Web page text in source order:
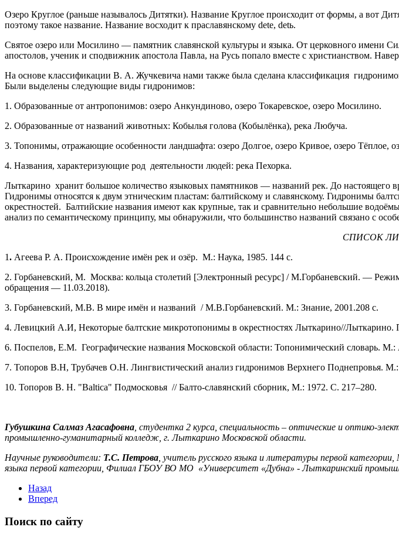
Озеро Круглое (раньше называлось Дитятки). Название Круглое происходит от формы, а вот
поэтому такое название. Название восходит к праславянскому dete, detь.
Святое озеро или Мосилино — памятник славянской культуры и языка. От церковного имени
апостолов, ученик и сподвижник апостола Павла, на Русь попало вместе с христианством.
На основе классификации В. А. Жучкевича нами также была сделана классификация
Были выделены следующие виды гидронимов:
1. Образованные от антропонимов: озеро Анкундиново, озеро Токаревское, озеро Мосилино.
2. Образованные от названий животных: Кобылья голова (Кобылёнка), река Любуча.
3. Топонимы, отражающие особенности ландшафта: озеро Долгое, озеро Кривое, озеро Тёплое,
4. Названия, характеризующие род деятельности людей: река Пехорка.
Лыткарино хранит большое количество языковых памятников — названий рек. До настоящего
Гидронимы относятся к двум этническим пластам: балтийскому и славянскому. Гидронимы
окрестностей. Балтийские названия имеют как крупные, так и сравнительно небольшие
анализ по семантическому принципу, мы обнаружили, что большинство названий связано с
СПИСОК
1. Агеева Р. А. Происхождение имён рек и озёр. М.: Наука, 1985. 144 с.
2. Горбаневский, М. Москва: кольца столетий [Электронный ресурс] / М.Горбаневский. —
обращения — 11.03.2018).
3. Горбаневский, М.В. В мире имён и названий / М.В.Горбаневский. М.: Знание, 2001.208 с.
4. Левицкий А.И, Некоторые балтские микротопонимы в окрестностях Лыткарино//Лыткарино.
6. Поспелов, Е.М. Географические названия Московской области: Топонимический словарь.
7. Топоров В.Н, Трубачев О.Н. Лингвистический анализ гидронимов Верхнего Поднепровья. М.:
10. Топоров В. Н. "Baltiсa" Подмосковья // Балто-славянский сборник, М.: 1972. С. 217–280.
Губушкина Салмаз Агасафовна , студентка 2 курса, специальность – оптические и
промышленно-гуманитарный колледж, г. Лыткарино Московской области.
Научные руководители: Т.С. Петрова , учитель русского языка и литературы первой
языка первой категории, Филиал ГБОУ ВО МО «Университет «Дубна» - Лыткаринский
Назад
Вперед
Поиск по сайту